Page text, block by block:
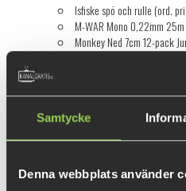
Samtycke
Denna webbplats använder
Isfiske spö och rulle (ord.
M-WAR Mono 0,22mm
Monkey Ned 7cm 12-pack
Monkey Ned 7cm 12-pack
M-WAR Ned Head 1/0
Oups, denna produkt finns inte i lager
att köpa 🥳